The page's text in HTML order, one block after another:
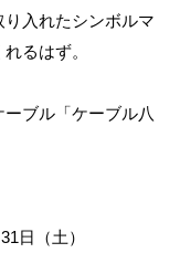
入れたシンボルマ
るはず。
ブル「ケーブル八
日（土）